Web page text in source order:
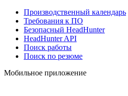
Производственный календарь
Требования к ПО
Безопасный HeadHunter
HeadHunter API
Поиск работы
Поиск по резюме
Мобильное приложение